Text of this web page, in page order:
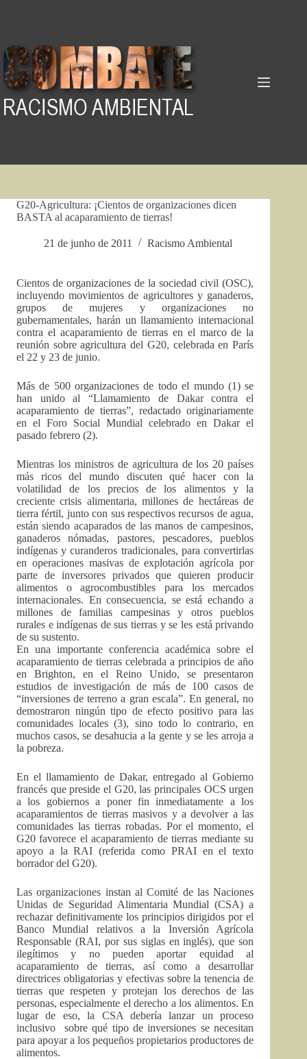
G20-Agricultura: ¡Cientos de organizaciones dicen
BASTA al acaparamiento de tierras!
21 de junho de 2011 Racismo Ambiental
Cientos de organizaciones de la sociedad civil (OSC),
incluyendo movimientos de agricultores y ganaderos,
grupos de mujeres y organizaciones no
gubernamentales, harán un llamamiento internacional
contra el acaparamiento de tierras en el marco de la
reunión sobre agricultura del G20, celebrada en París
el 22 y 23 de junio.
Más de 500 organizaciones de todo el mundo (1) se
han unido al “Llamamiento de Dakar contra el
acaparamiento de tierras”, redactado originariamente
en el Foro Social Mundial celebrado en Dakar el
pasado febrero (2).
Mientras los ministros de agricultura de los 20 países
más ricos del mundo discuten qué hacer con la
volatilidad de los precios de los alimentos y la
creciente crisis alimentaria, millones de hectáreas de
tierra fértil, junto con sus respectivos recursos de agua,
están siendo acaparados de las manos de campesinos,
ganaderos nómadas, pastores, pescadores, pueblos
indígenas y curanderos tradicionales, para convertirlas
en operaciones masivas de explotación agrícola por
parte de inversores privados que quieren producir
alimentos o agrocombustibles para los mercados
internacionales. En consecuencia, se está echando a
millones de familias campesinas y otros pueblos
rurales e indígenas de sus tierras y se les está privando
de su sustento.
En una importante conferencia académica sobre el
acaparamiento de tierras celebrada a principios de año
en Brighton, en el Reino Unido, se presentaron
estudios de investigación de más de 100 casos de
“inversiones de terreno a gran escala”. En general, no
demostraron ningún tipo de efecto positivo para las
comunidades locales (3), sino todo lo contrario, en
muchos casos, se desahucia a la gente y se les arroja a
la pobreza.
En el llamamiento de Dakar, entregado al Gobierno
francés que preside el G20, las principales OCS urgen
a los gobiernos a poner fin inmediatamente a los
acaparamientos de tierras masivos y a devolver a las
comunidades las tierras robadas. Por el momento, el
G20 favorece el acaparamiento de tierras mediante su
apoyo a la RAI (referida como PRAI en el texto
borrador del G20).
Las organizaciones instan al Comité de las Naciones
Unidas de Seguridad Alimentaria Mundial (CSA) a
rechazar definitivamente los principios dirigidos por el
Banco Mundial relativos a la Inversión Agrícola
Responsable (RAI, por sus siglas en inglés), que son
ilegítimos y no pueden aportar equidad al
acaparamiento de tierras, así como a desarrollar
directrices obligatorias y efectivas sobre la tenencia de
tierras que respeten y protejan los derechos de las
personas, especialmente el derecho a los alimentos. En
lugar de eso, la CSA debería lanzar un proceso
inclusivo sobre qué tipo de inversiones se necesitan
para apoyar a los pequeños propietarios productores de
alimentos.